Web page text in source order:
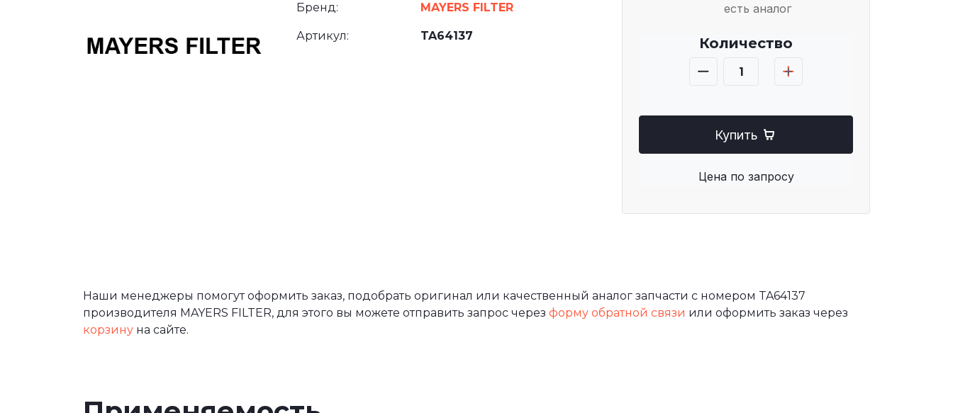
есть аналог
Количество
Купить
Цена по запросу
Бренд: MAYERS FILTER
Артикул: TA64137
Наши менеджеры помогут оформить заказ, подобрать оригинал или качественный аналог запчасти с номером TA64137
производителя MAYERS FILTER, для этого вы можете отправить запрос через форму обратной связи или оформить заказ через
корзину на сайте.